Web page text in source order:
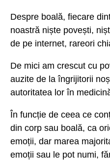
Despre boală, fiecare
noastră niște povești,
de pe internet, rareori
De mici am crescut cu
auzite de la îngrijitorii
autoritatea lor în
În funcție de ceea ce
din corp sau boală, ca
emoții, dar marea
emoții sau le pot numi,